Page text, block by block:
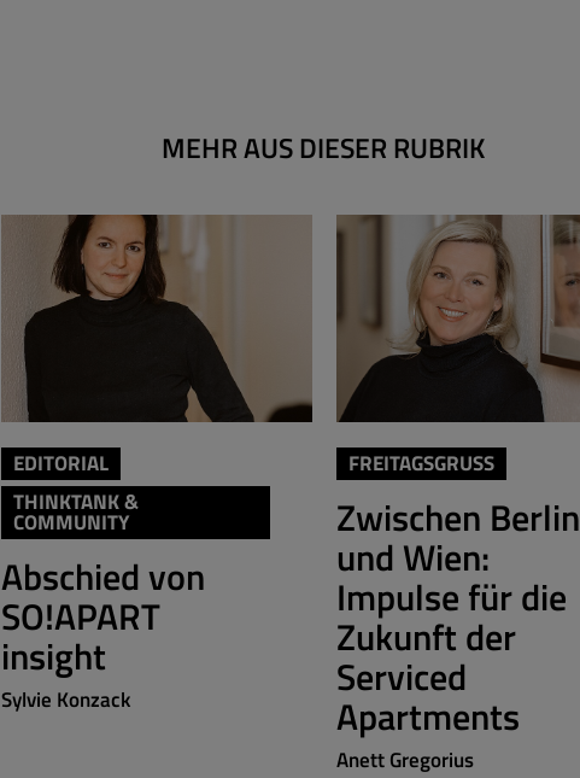
MEHR AUS DIESER RUBRIK
EDITORIAL
THINKTANK &
COMMUNITY
Abschied von
SO!APART
insight
Sylvie Konzack
FREITAGSGRUSS
Zwischen Berlin
und Wien:
Impulse für die
Zukunft der
Serviced
Apartments
Anett Gregorius